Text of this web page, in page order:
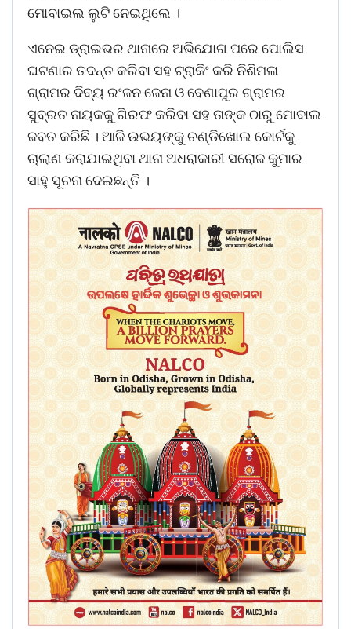
ମୋବାଇଲ ଲୁଟି ନେଇଥିଲେ ।
ଏନେଇ ଡ୍ରାଇଭର ଥାନାରେ ଅଭିଯୋଗ ପରେ ପୋଲିସ
ଘଟଣାର ତଦନ୍ତ କରିବା ସହ ଟ୍ରାକିଂ କରି ନିଶିମଳା
ଗ୍ରାମର ଦିବ୍ୟ ରଂଜନ ଜେନା ଓ ବେଣାପୁର ଗ୍ରାମର
ସୁବ୍ରତ ନାୟକକୁ ଗିରଫ କରିବା ସହ ତାଙ୍କ ଠାରୁ ମୋବାଲ
ଜବତ କରିଛି । ଆଜି ଉଭୟଙ୍କୁ ଚଣ୍ଡିଖୋଲ କୋର୍ଟକୁ
ଚାଲାଣ କରାଯାଇଥିବା ଥାନା ଅଧରାକାରୀ ସରୋଜ କୁମାର
ସାହୁ ସୂଚନା ଦେଇଛନ୍ତି ।